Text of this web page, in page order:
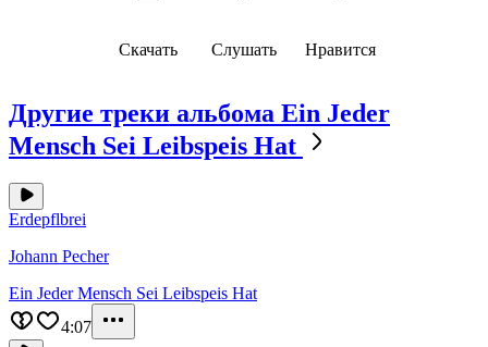
Скачать Слушать Нравится
Другие треки альбома Ein Jeder
Mensch Sei Leibspeis Hat
Erdepflbrei
Johann Pecher
Ein Jeder Mensch Sei Leibspeis Hat
4:07